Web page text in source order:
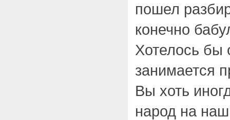
пошел
конечно
Хотелось бы
занимается
Вы хоть
народ на